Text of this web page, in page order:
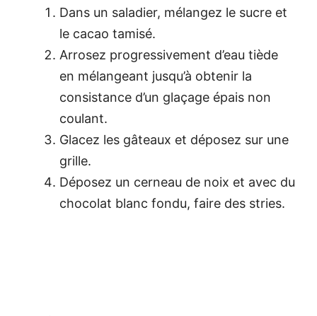
Dans un saladier, mélangez le sucre et
le cacao tamisé.
Arrosez progressivement d’eau tiède
en mélangeant jusqu’à obtenir la
consistance d’un glaçage épais non
coulant.
Glacez les gâteaux et déposez sur une
grille.
Déposez un cerneau de noix et avec du
chocolat blanc fondu, faire des stries.